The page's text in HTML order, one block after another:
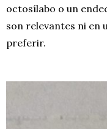
octosílabo o un
son relevantes ni en
preferir.